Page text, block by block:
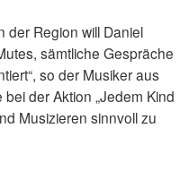
der Region will Daniel
sämtliche Gespräche
so der Musiker aus
der Aktion „Jedem Kind
Musizieren sinnvoll zu